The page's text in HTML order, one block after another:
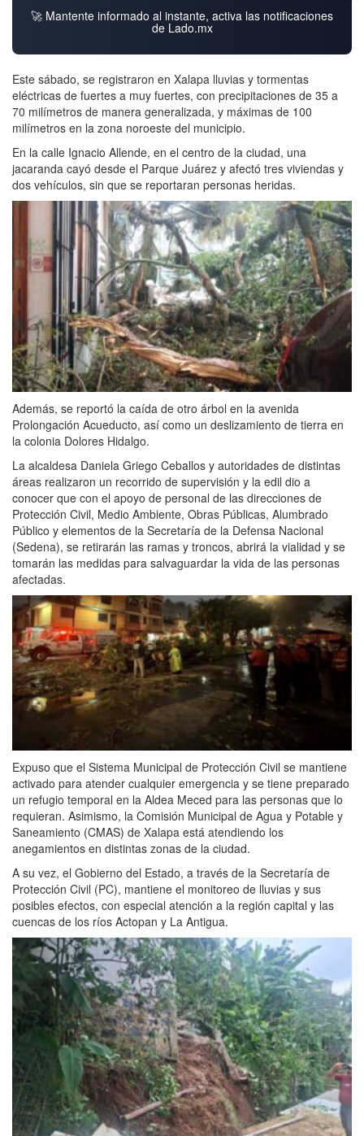
🚀 Mantente informado al instante, activa las notificaciones
de Lado.mx
Este sábado, se registraron en Xalapa lluvias y tormentas
eléctricas de fuertes a muy fuertes, con precipitaciones de 35 a
70 milímetros de manera generalizada, y máximas de 100
milímetros en la zona noroeste del municipio.
En la calle Ignacio Allende, en el centro de la ciudad, una
jacaranda cayó desde el Parque Juárez y afectó tres viviendas y
dos vehículos, sin que se reportaran personas heridas.
Además, se reportó la caída de otro árbol en la avenida
Prolongación Acueducto, así como un deslizamiento de tierra en
la colonia Dolores Hidalgo.
La alcaldesa Daniela Griego Ceballos y autoridades de distintas
áreas realizaron un recorrido de supervisión y la edil dio a
conocer que con el apoyo de personal de las direcciones de
Protección Civil, Medio Ambiente, Obras Públicas, Alumbrado
Público y elementos de la Secretaría de la Defensa Nacional
(Sedena), se retirarán las ramas y troncos, abrirá la vialidad y se
tomarán las medidas para salvaguardar la vida de las personas
afectadas.
Expuso que el Sistema Municipal de Protección Civil se mantiene
activado para atender cualquier emergencia y se tiene preparado
un refugio temporal en la Aldea Meced para las personas que lo
requieran. Asimismo, la Comisión Municipal de Agua y Potable y
Saneamiento (CMAS) de Xalapa está atendiendo los
anegamientos en distintas zonas de la ciudad.
A su vez, el Gobierno del Estado, a través de la Secretaría de
Protección Civil (PC), mantiene el monitoreo de lluvias y sus
posibles efectos, con especial atención a la región capital y las
cuencas de los ríos Actopan y La Antigua.